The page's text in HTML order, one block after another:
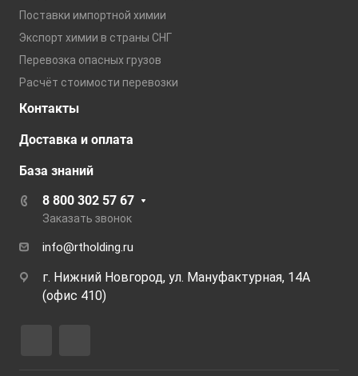
Поставки импортной химии
Экспорт химии в страны СНГ
Перевозка опасных грузов
Расчёт стоимости перевозки
Контакты
Доставка и оплата
База знаний
8 800 302 57 67
Заказать звонок
info@rtholding.ru
г. Нижний Новгород, ул. Мануфактурная, 14А
(офис 410)